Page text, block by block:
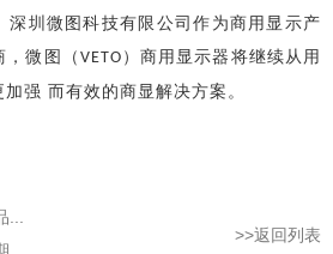
深圳微图科技有限公司作为商用显示产
，微图（ VETO ）商用显示器将继续从用
加强 而有效的商显解决方案。
>>返回列表